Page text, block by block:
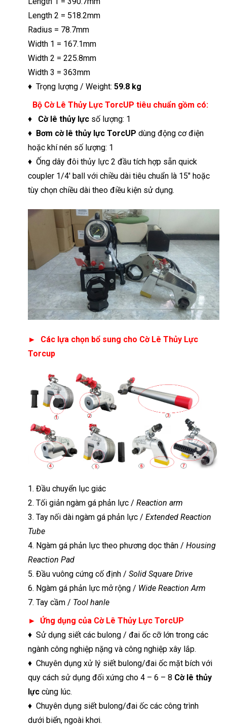
Length 2 = 518.2mm
Radius = 78.7mm
Width 1 = 167.1mm
Width 2 = 225.8mm
Width 3 = 363mm
♦ Trọng lượng / Weight: 59.8 kg
Bộ Cờ Lê Thủy Lực TorcUP tiêu chuẩn gồm có:
♦ Cờ lê thủy lực số lượng: 1
♦ Bơm cờ lê thủy lực TorcUP dùng động cơ điện
hoặc khí nén số lượng: 1
♦ Ống dây đôi thủy lực 2 đầu tích hợp sẵn quick
coupler 1/4′ ball với chiều dài tiêu chuẩn là 15″ hoặc
tùy chọn chiều dài theo điều kiện sử dụng.
►
Các lựa chọn bổ sung cho Cờ Lê Thủy Lực
Torcup
1. Đầu chuyển lục giác
2. Tối giản ngàm gá phản lực / Reaction arm
3. Tay nối dài ngàm gá phản lực / Extended Reaction
Tube
4. Ngàm gá phản lực theo phương dọc thân / Housing
Reaction Pad
5. Đầu vuông cứng cố định / Solid Square Drive
6. Ngàm gá phản lực mở rộng / Wide Reaction Arm
7. Tay cầm / Tool hanle
► Ứng dụng của Cờ Lê Thủy Lực TorcUP
♦ Sử dụng siết các bulong / đai ốc cỡ lớn trong các
ngành công nghiệp nặng và công nghiệp xây lắp.
♦ Chuyên dụng xử lý siết bulong/đai ốc mặt bích với
quy cách sử dụng đối xứng cho 4 – 6 – 8 Cờ lê thủy
lực cùng lúc.
♦ Chuyên dụng siết bulong/đai ốc các công trình
dưới biển, ngoài khơi.